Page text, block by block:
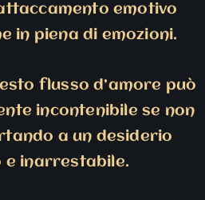
emotivo
in piena di emozioni.
flusso d’amore può
incontenibile se non
a un desiderio
e inarrestabile.